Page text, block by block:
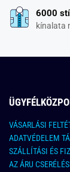
6000
kínalata
VÁSARLÁSI
ADATVÉDELEM
SZÁLLÍTÁSI ÉS
AZ ÁRU